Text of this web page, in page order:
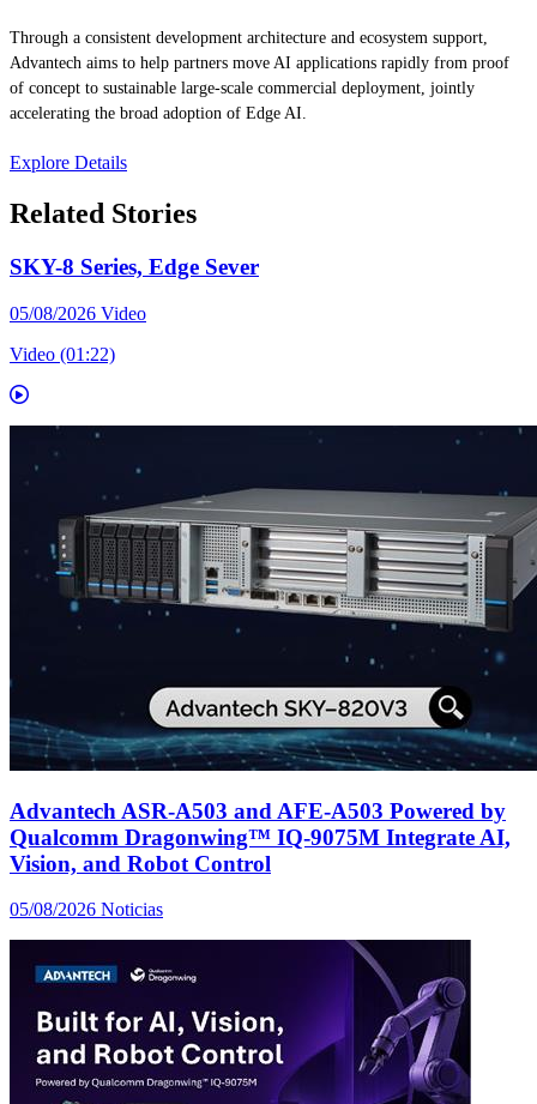
Through a consistent development architecture and ecosystem support,
Advantech aims to help partners move AI applications rapidly from proof
of concept to sustainable large-scale commercial deployment, jointly
accelerating the broad adoption of Edge AI.
Explore Details
Related Stories
SKY-8 Series, Edge Sever
05/08/2026 Video
Video (01:22)
Advantech ASR-A503 and AFE-A503 Powered by
Qualcomm Dragonwing™ IQ-9075M Integrate AI,
Vision, and Robot Control
05/08/2026 Noticias